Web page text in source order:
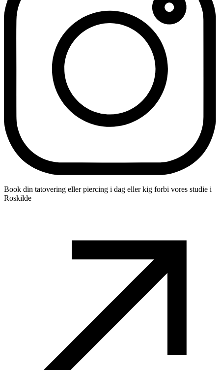
Book din tatovering eller piercing i dag eller kig forbi vores studie i
Roskilde